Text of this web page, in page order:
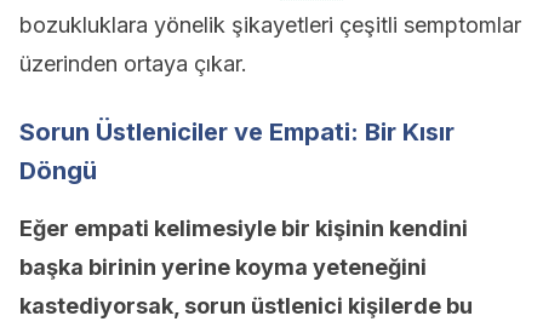
bozukluklara yönelik şikayetleri çeşitli semptomlar
üzerinden ortaya çıkar.
Sorun Üstleniciler ve Empati: Bir Kısır
Döngü
Eğer empati kelimesiyle bir kişinin kendini
başka birinin yerine koyma yeteneğini
kastediyorsak, sorun üstlenici kişilerde bu